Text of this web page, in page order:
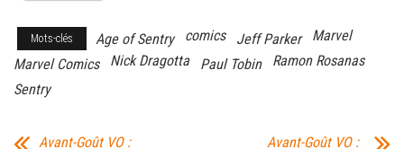
Mots-clés Age of Sentry comics Jeff Parker
Marvel
Marvel Comics
Nick Dragotta Paul Tobin
Ramon Rosanas
Sentry
Avant-Goût VO : Avant-Goût VO :